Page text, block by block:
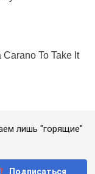
лишь "горящие"
Подписаться